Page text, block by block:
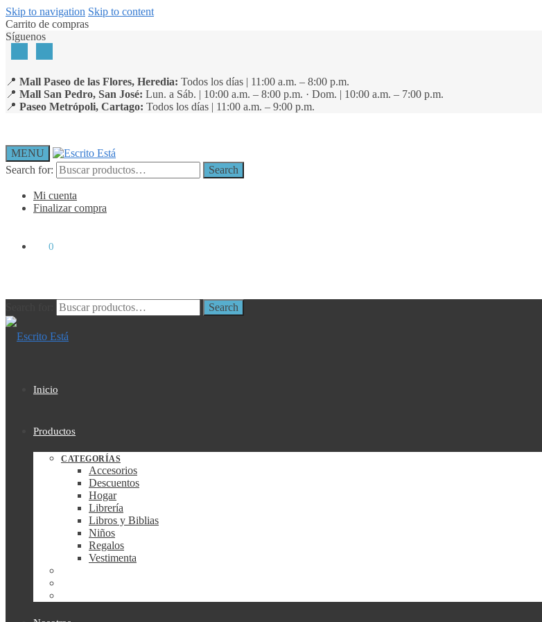
Skip to navigation Skip to content
Carrito de compras
Síguenos
📍 Mall Paseo de las Flores, Heredia: Todos los días | 11:00 a.m. – 8:00 p.m.
📍 Mall San Pedro, San José: Lun. a Sáb. | 10:00 a.m. – 8:00 p.m. · Dom. | 10:00 a.m. – 7:00 p.m.
📍 Paseo Metrópoli, Cartago: Todos los días | 11:00 a.m. – 9:00 p.m.
MENU
Search for:
Search
Mi cuenta
Finalizar compra
0
Search
Inicio
Productos
CATEGORÍAS
Accesorios
Descuentos
Hogar
Librería
Libros y Biblias
Niños
Regalos
Vestimenta